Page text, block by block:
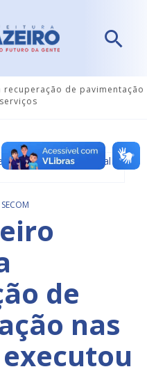
recuperação de pavimentação
Ambiental -
de
nas